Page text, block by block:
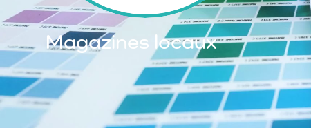
Magazines locaux